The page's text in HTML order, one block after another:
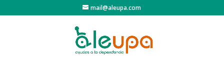
mail@aleupa.com